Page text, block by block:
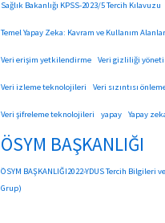
Sağlık Bakanlığı KPSS-2023/5 Tercih Kılavuzu
Temel Yapay Zeka: Kavram ve Kullanım
Veri erişim yetkilendirme Veri gizliliği
Veri izleme teknolojileri Veri sızıntısı
Veri şifreleme teknolojileri yapay Yapay
ÖSYM BAŞKANLIĞI
ÖSYM BAŞKANLIĞI2022-YDUS Tercih Bilgileri
Grup)